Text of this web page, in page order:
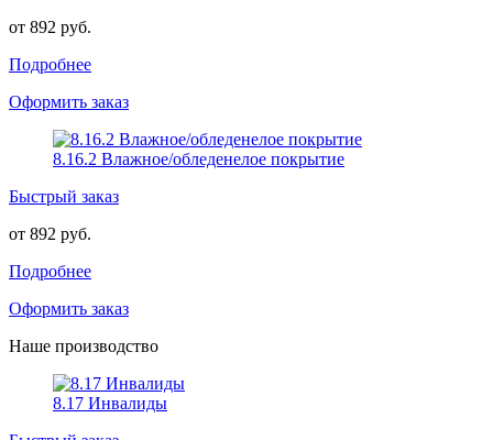
от 892 руб.
Подробнее
Оформить заказ
8.16.2 Влажное/обледенелое покрытие
Быстрый заказ
от 892 руб.
Подробнее
Оформить заказ
Наше производство
8.17 Инвалиды